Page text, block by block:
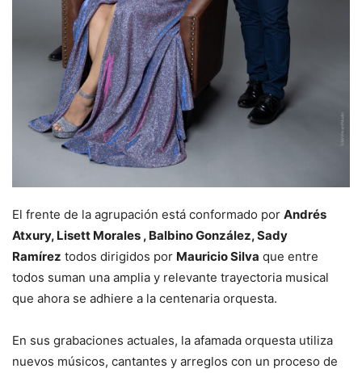
El frente de la agrupación está conformado por Andrés
Atxury, Lisett Morales , Balbino González, Sady
Ramírez todos dirigidos por Mauricio Silva que entre
todos suman una amplia y relevante trayectoria musical
que ahora se adhiere a la centenaria orquesta.
En sus grabaciones actuales, la afamada orquesta utiliza
nuevos músicos, cantantes y arreglos con un proceso de